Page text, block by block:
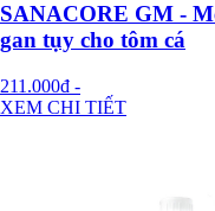
SANACORE GM -
gan tụy cho tôm cá
211.000đ -
XEM CHI TIẾT